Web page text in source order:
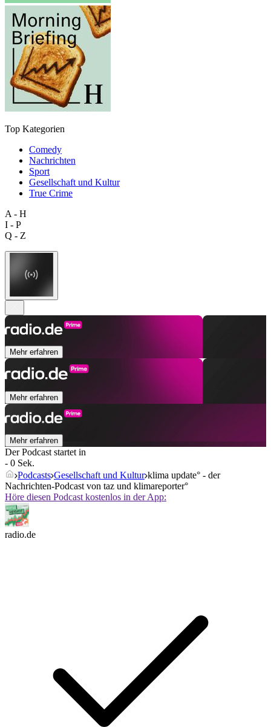
Top Kategorien
Comedy
Nachrichten
Sport
Gesellschaft und Kultur
True Crime
A - H
I - P
Q - Z
Mehr erfahren
Mehr erfahren
Mehr erfahren
Der Podcast startet in
- 0 Sek.
Podcasts Gesellschaft und Kultur klima update° - der
Nachrichten-Podcast von taz und klimareporter°
Höre diesen Podcast kostenlos in der App:
radio.de